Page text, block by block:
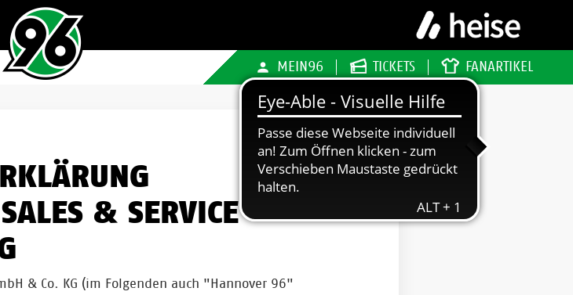
MEIN96 TICKETS FANARTIKEL
& SERVICE
& Co. KG (im Folgenden auch "Hannover 96"